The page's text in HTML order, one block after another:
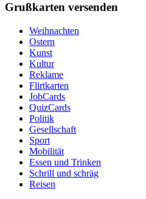
Grußkarten versenden
Weihnachten
Ostern
Kunst
Kultur
Reklame
Flirtkarten
JobCards
QuizCards
Politik
Gesellschaft
Sport
Mobilität
Essen und Trinken
Schrill und schräg
Reisen